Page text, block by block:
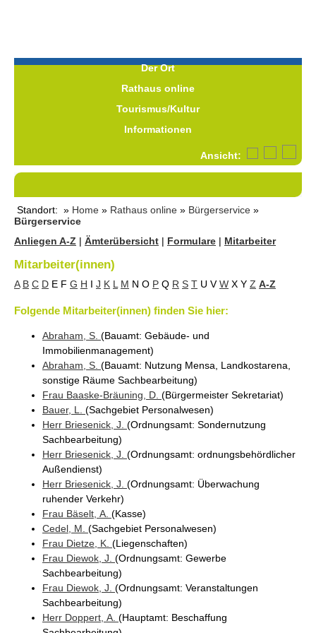
Der Ort
Rathaus online
Tourismus/Kultur
Informationen
Ansicht:
Standort: » Home » Rathaus online » Bürgerservice »
Bürgerservice
Anliegen A-Z | Ämterübersicht | Formulare | Mitarbeiter
Mitarbeiter(innen)
A B C D E F G H I J K L M N O P Q R S T U V W X Y Z A-Z
Folgende Mitarbeiter(innen) finden Sie hier:
Abraham , S. (Bauamt: Gebäude- und
Immobilienmanagement)
Abraham , S. (Bauamt: Nutzung Mensa, Landkostarena,
sonstige Räume Sachbearbeitung)
Frau Baaske-Bräuning , D. (Bürgermeister Sekretariat)
Bauer, L. (Sachgebiet Personalwesen)
Herr Briesenick , J. (Ordnungsamt: Sondernutzung
Sachbearbeitung)
Herr Briesenick , J. (Ordnungsamt: ordnungsbehördlicher
Außendienst)
Herr Briesenick , J. (Ordnungsamt: Überwachung
ruhender Verkehr)
Frau Bäselt , A. (Kasse)
Cedel , M. (Sachgebiet Personalwesen)
Frau Dietze , K. (Liegenschaften)
Frau Diewok , J. (Ordnungsamt: Gewerbe
Sachbearbeitung)
Frau Diewok , J. (Ordnungsamt: Veranstaltungen
Sachbearbeitung)
Herr Doppert , A. (Hauptamt: Beschaffung